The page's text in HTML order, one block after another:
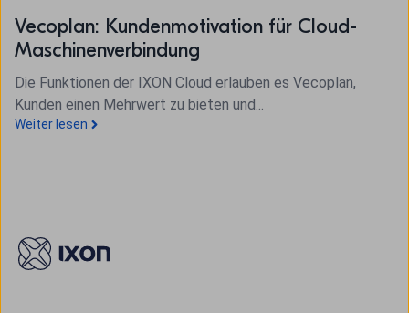
Vecoplan: Kundenmotivation für Cloud-
Maschinenverbindung
Die Funktionen der IXON Cloud erlauben es Vecoplan,
Kunden einen Mehrwert zu bieten und...
Weiter lesen